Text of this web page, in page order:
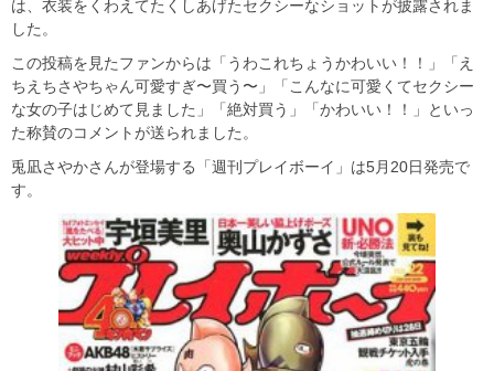
は、衣装をくわえてたくしあげたセクシーなショットが披露されま
した。
この投稿を見たファンからは「うわこれちょうかわいい！！」「え
ちえちさやちゃん可愛すぎ〜買う〜」「こんなに可愛くてセクシー
な女の子はじめて見ました」「絶対買う」「かわいい！！」といっ
た称賛のコメントが送られました。
兎凪さやかさんが登場する「週刊プレイボーイ」は5月20日発売で
す。